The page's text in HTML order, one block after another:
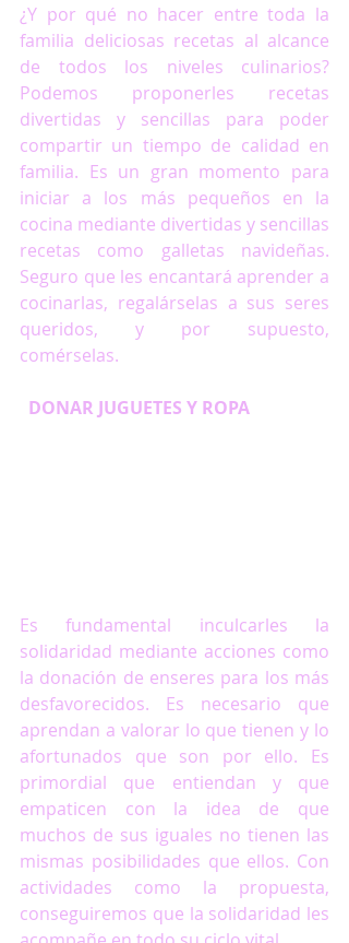
¿Y por qué no hacer entre toda la
familia deliciosas recetas al alcance
de todos los niveles culinarios?
Podemos proponerles recetas
divertidas y sencillas para poder
compartir un tiempo de calidad en
familia. Es un gran momento para
iniciar a los más pequeños en la
cocina mediante divertidas y sencillas
recetas como galletas navideñas.
Seguro que les encantará aprender a
cocinarlas, regalárselas a sus seres
queridos, y por supuesto,
comérselas.
DONAR JUGUETES Y ROPA
Es fundamental inculcarles la
solidaridad mediante acciones como
la donación de enseres para los más
desfavorecidos. Es necesario que
aprendan a valorar lo que tienen y lo
afortunados que son por ello. Es
primordial que entiendan y que
empaticen con la idea de que
muchos de sus iguales no tienen las
mismas posibilidades que ellos. Con
actividades como la propuesta,
conseguiremos que la solidaridad les